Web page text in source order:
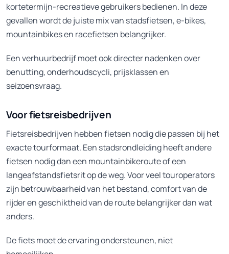
kortetermijn-recreatieve gebruikers bedienen. In deze
gevallen wordt de juiste mix van stadsfietsen, e-bikes,
mountainbikes en racefietsen belangrijker.
Een verhuurbedrijf moet ook directer nadenken over
benutting, onderhoudscycli, prijsklassen en
seizoensvraag.
Voor fietsreisbedrijven
Fietsreisbedrijven hebben fietsen nodig die passen bij het
exacte tourformaat. Een stadsrondleiding heeft andere
fietsen nodig dan een mountainbikeroute of een
langeafstandsfietsrit op de weg. Voor veel touroperators
zijn betrouwbaarheid van het bestand, comfort van de
rijder en geschiktheid van de route belangrijker dan wat
anders.
De fiets moet de ervaring ondersteunen, niet